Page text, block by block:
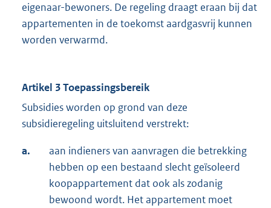
eigenaar-bewoners. De regeling draagt eraan bij dat
appartementen in de toekomst aardgasvrij kunnen
worden verwarmd.
Artikel 3 Toepassingsbereik
Subsidies worden op grond van deze
subsidieregeling uitsluitend verstrekt:
a.
aan indieners van aanvragen die betrekking
hebben op een bestaand slecht geïsoleerd
koopappartement dat ook als zodanig
bewoond wordt. Het appartement moet